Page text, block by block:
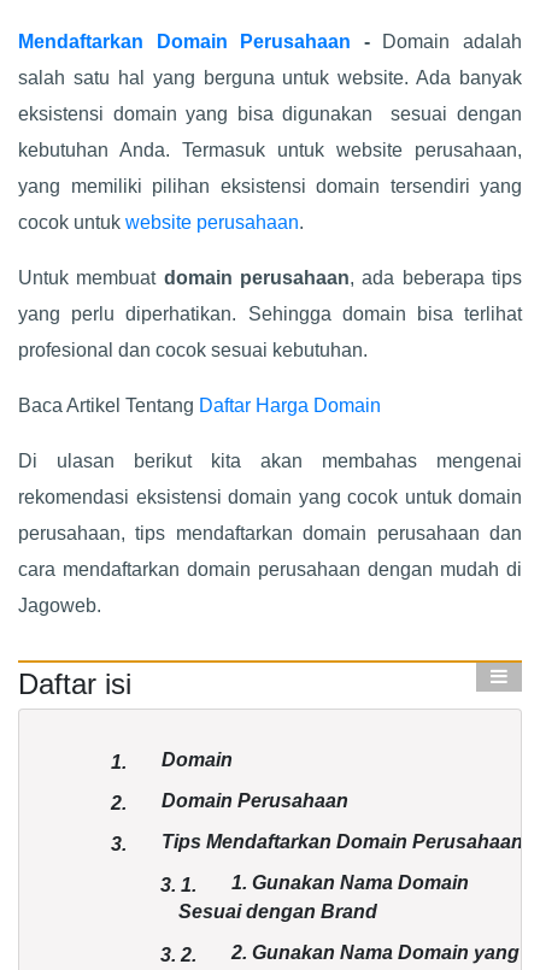
Mendaftarkan Domain Perusahaan - Domain adalah
salah satu hal yang berguna untuk website. Ada banyak
eksistensi domain yang bisa digunakan sesuai dengan
kebutuhan Anda. Termasuk untuk website perusahaan,
yang memiliki pilihan eksistensi domain tersendiri yang
cocok untuk website perusahaan.
Untuk membuat domain perusahaan, ada beberapa tips
yang perlu diperhatikan. Sehingga domain bisa terlihat
profesional dan cocok sesuai kebutuhan.
Baca Artikel Tentang Daftar Harga Domain
Di ulasan berikut kita akan membahas mengenai
rekomendasi eksistensi domain yang cocok untuk domain
perusahaan, tips mendaftarkan domain perusahaan dan
cara mendaftarkan domain perusahaan dengan mudah di
Jagoweb.
Daftar isi
1. Domain
2. Domain Perusahaan
3. Tips Mendaftarkan Domain Perusahaan
3. 1.
1. Gunakan Nama Domain
Sesuai dengan Brand
3. 2.
2. Gunakan Nama Domain yang